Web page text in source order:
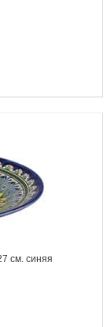
см. синяя